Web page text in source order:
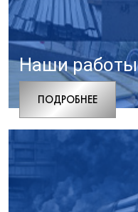
Наши работы
ПОДРОБНЕЕ